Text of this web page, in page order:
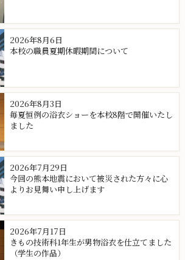
2026年8月6日
本校の職員夏期休暇期間について
2026年8月3日
毎夏恒例の浴衣ショーを本校8階で開催いたし
ました
2026年7月29日
今回の熊本地震において被災された方々に心
よりお見舞い申し上げます
2026年7月17日
きもの技術科1年生が男物浴衣を仕立てました
（学生の作品）